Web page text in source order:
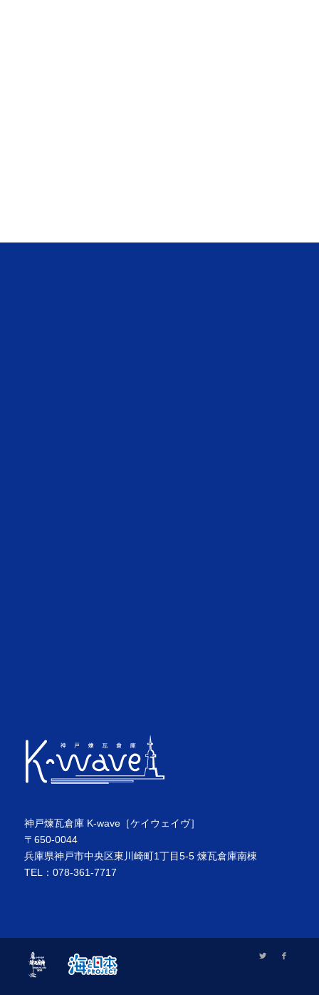
神戸煉瓦倉庫 K-wave［ケイウェイヴ］
〒650-0044
兵庫県神戸市中央区東川崎町1丁目5-5 煉瓦倉庫南棟
TEL：078-361-7717